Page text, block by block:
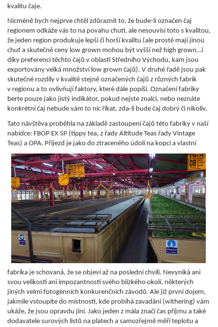
kvalitu čaje.
Nicméně bych nejprve chtěl zdůraznit to, že bude-li označen čaj
regionem odkáže vás to na povahu chuti, ale nesouvisí toto s kvalitou,
že jeden region produkuje lepší či horší kvalitu (ale prostě mají jinou
chuť a skutečně ceny low grown mohou být vyšší než high grown…i
díky preferenci těchto čajů v oblasti Středního Východu, kam jsou
exportovány velká množství low grown čajů). V druhé řadě jsou pak
skutečné rozdíly v kvalitě stejně označených čajů z různých fabrik
v regionu a to ovlivňují faktory, které dále popíši. Označení fabriky
berte pouze jako jistý indikátor, pokud nejste znalci, nebo neznáte
konkrétní čaj nebude vám to nic říkat, zda-li bude čaj dobrý či nikoliv.
Tato návštěva proběhla na základě zastoupení čajů této fabriky v naší
nabídce: FBOP EX SP (tippy tea, z řady Altitude Teas řady Vintage
Teas) a OPA. Příjezd je jako do ztraceného údolí na kopci a vlastní
fabrika je schovaná, že se objeví až na poslední chvíli. Nevyniká ani
svou velikostí ani impozantností svého blízkého okolí, některých
jiných velmi fotogenních konkurenčních závodů. Ale již první dojem,
jakmile vstoupíte do místnosti, kde probíhá zavadání (withering) vám
ukáže, že jsou opravdu jiní. Jako jeden z mála značí čas příjmu a také
dodavatele surových listů na platech a samozřejmě měří teplotu a